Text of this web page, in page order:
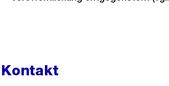
Kontakt